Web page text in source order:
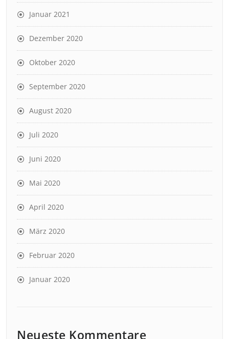
Januar 2021
Dezember 2020
Oktober 2020
September 2020
August 2020
Juli 2020
Juni 2020
Mai 2020
April 2020
März 2020
Februar 2020
Januar 2020
Neueste Kommentare